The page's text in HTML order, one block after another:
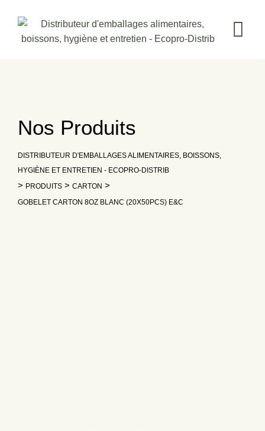
content
Nos Produits
DISTRIBUTEUR D'EMBALLAGES ALIMENTAIRES, BOISSONS,
HYGIÈNE ET ENTRETIEN - ECOPRO-DISTRIB
> PRODUITS > CARTON >
GOBELET CARTON 8OZ BLANC (20X50PCS) E&C